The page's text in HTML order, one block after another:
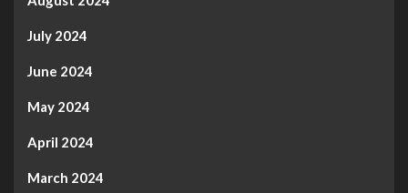
July 2024
June 2024
May 2024
April 2024
March 2024